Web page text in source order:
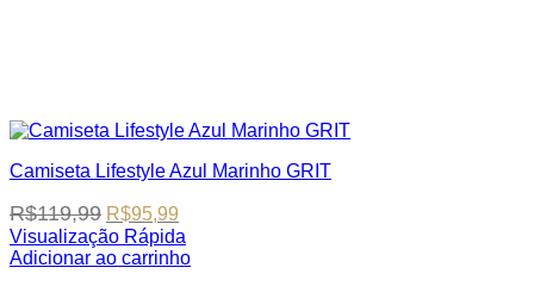
Camiseta Lifestyle Azul Marinho GRIT
R$119,99 Original
price
was:
R$95,99
price
is:
Visualização Rápida
Adicionar ao carrinhoThis